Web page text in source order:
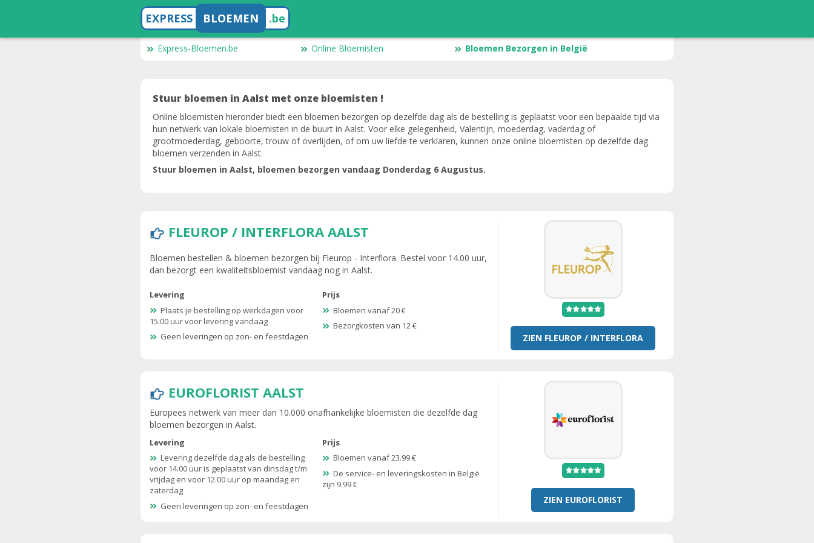
EXPRESS BLOEMEN .be
Express-Bloemen.be Online Bloemisten Bloemen Bezorgen in België
Stuur bloemen in Aalst met onze bloemisten !
Online bloemisten hieronder biedt een bloemen bezorgen op dezelfde dag als de bestelling is geplaatst voor een bepaalde tijd via
hun netwerk van lokale bloemisten in de buurt in Aalst. Voor elke gelegenheid, Valentijn, moederdag, vaderdag of
grootmoederdag, geboorte, trouw of overlijden, of om uw liefde te verklaren, kunnen onze online bloemisten op dezelfde dag
bloemen verzenden in Aalst.
Stuur bloemen in Aalst, bloemen bezorgen vandaag Donderdag 6 Augustus.
FLEUROP / INTERFLORA AALST
Bloemen bestellen & bloemen bezorgen bij Fleurop - Interflora. Bestel voor 14.00 uur,
dan bezorgt een kwaliteitsbloemist vandaag nog in Aalst.
Levering
Plaats je bestelling op werkdagen voor
15:00 uur voor levering vandaag
Geen leveringen op zon- en feestdagen
Prijs
Bloemen vanaf 20 €
Bezorgkosten van 12 €
ZIEN FLEUROP / INTERFLORA
EUROFLORIST AALST
Europees netwerk van meer dan 10.000 onafhankelijke bloemisten die dezelfde dag
bloemen bezorgen in Aalst.
Levering
Levering dezelfde dag als de bestelling
voor 14.00 uur is geplaatst van dinsdag t/m
vrijdag en voor 12.00 uur op maandag en
zaterdag
Geen leveringen op zon- en feestdagen
Prijs
Bloemen vanaf 23.99 €
De service- en leveringskosten in België
zijn 9.99 €
ZIEN EUROFLORIST